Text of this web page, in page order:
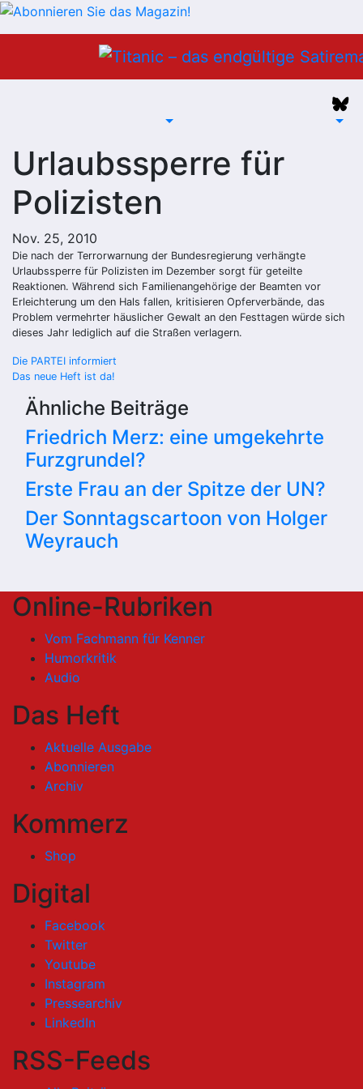
Urlaubssperre für
Polizisten
Nov. 25, 2010
Die nach der Terrorwarnung der Bundesregierung verhängte
Urlaubssperre für Polizisten im Dezember sorgt für geteilte
Reaktionen. Während sich Familienangehörige der Beamten vor
Erleichterung um den Hals fallen, kritisieren Opferverbände, das
Problem vermehrter häuslicher Gewalt an den Festtagen würde sich
dieses Jahr lediglich auf die Straßen verlagern.
Beitragsnavigation
Die PARTEI informiert
Das neue Heft ist da!
Ähnliche Beiträge
Friedrich Merz: eine umgekehrte
Furzgrundel?
Erste Frau an der Spitze der UN?
Der Sonntagscartoon von Holger
Weyrauch
Online-Rubriken
Vom Fachmann für Kenner
Humorkritik
Audio
Das Heft
Aktuelle Ausgabe
Abonnieren
Archiv
Kommerz
Shop
Digital
Facebook
Twitter
Youtube
Instagram
Pressearchiv
LinkedIn
RSS-Feeds